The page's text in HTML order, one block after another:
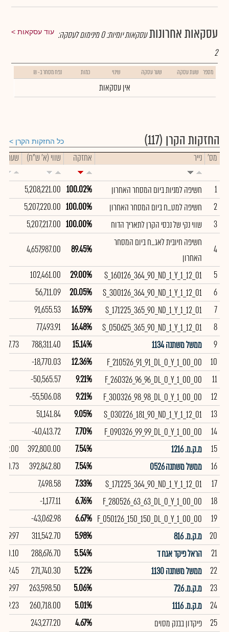
עסקאות אחרונות עוד עסקאות עסקאות יומיות:0מינימום לעסקה:
2
מספר שעת עסקה שער עסקה שינוי כמות נפח מסחר ב- ₪
אין עסקאות
החזקות הקרן (117) כל החזקות הקרן
מס' נייר אחזקה שווי (א' ש"ח) שער
1 חשיפה למניות ביום המסחר האחרון 100.02%
5,208,221.00
2
חשיפה למט_ח ביום המסחר האחרון 100.00%
5,207,220.00
3
שווי נקי של נכסי הקרן לתאריך הדוח 100.00%
5,207,217.00
4
חשיפה חיובית לאג_ח ביום המסחר
האחרון
89.45%
4,657,987.00
5
S_160126_364_90_ND_1_Y_1_12_01
29.00%
102,461.00
6
S_300126_364_90_ND_1_Y_1_12_01
20.05%
56,711.09
7
S_171225_365_90_ND_1_Y_1_12_01
16.59%
91,655.53
8
S_050625_365_90_ND_1_Y_1_12_01
16.48%
77,493.91
9
ממשל משתנה 1134 15.14%
788,311.40
97.73
10
F_210526_91_91_DL_0_Y_1_00_00
12.36%
-18,770.03
11
F_260326_96_96_DL_0_Y_1_00_00
9.21%
-50,565.57
12
F_300326_98_98_DL_0_Y_1_00_00
9.21%
-55,506.08
13
S_030226_181_90_ND_1_Y_1_12_01
9.05%
51,141.84
14
F_090326_99_99_DL_0_Y_1_00_00
7.70%
-40,413.72
15
מ.ק.מ. 1216 7.54%
392,800.00
99.00
16
ממשל משתנה 0526 7.54%
392,842.80
100.73
17
S_171225_364_90_ND_1_Y_1_12_01
7.33%
7,498.58
18
F_280526_63_63_DL_0_Y_1_00_00
6.76%
-1,177.11
19
F_050126_150_150_DL_0_Y_1_00_00
6.67%
-43,062.98
20
מ.ק.מ. 816 5.98%
311,542.70
99.97
21
הראל פיקד אגח ד 5.54%
288,676.70
110.10
22
ממשל משתנה 1130 5.22%
271,740.30
99.45
23
מ.ק.מ. 726 5.06%
263,598.50
99.97
24
מ.ק.מ. 1116 5.01%
260,718.00
99.23
25
פיקדון בבנק מסוים 4.67%
243,277.20